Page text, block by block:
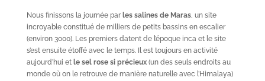
Nous finissons la journée par les salines de Maras, un site
incroyable constitué de milliers de petits bassins en escalier
(environ 3000). Les premiers datent de l’époque inca et le site
s’est ensuite étoffé avec le temps. Il est toujours en activité
aujourd’hui et le sel rose si précieux(un des seuls endroits au
monde où on le retrouve de manière naturelle avec l’Himalaya)